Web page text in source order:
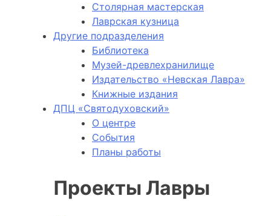
Столярная мастерская
Лаврская кузница
Другие подразделения
Библиотека
Музей-древлехранилище
Издательство «Невская Лавра»
Книжные издания
ДПЦ «Святодуховский»
О центре
События
Планы работы
Проекты Лавры